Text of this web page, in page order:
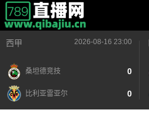
西甲 2026-08-16 23:00
桑坦德竞技 0
比利亚雷亚尔 0